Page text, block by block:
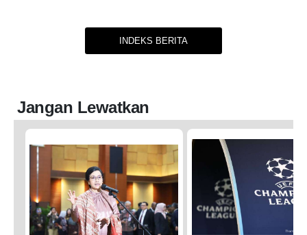
INDEKS BERITA
Jangan Lewatkan